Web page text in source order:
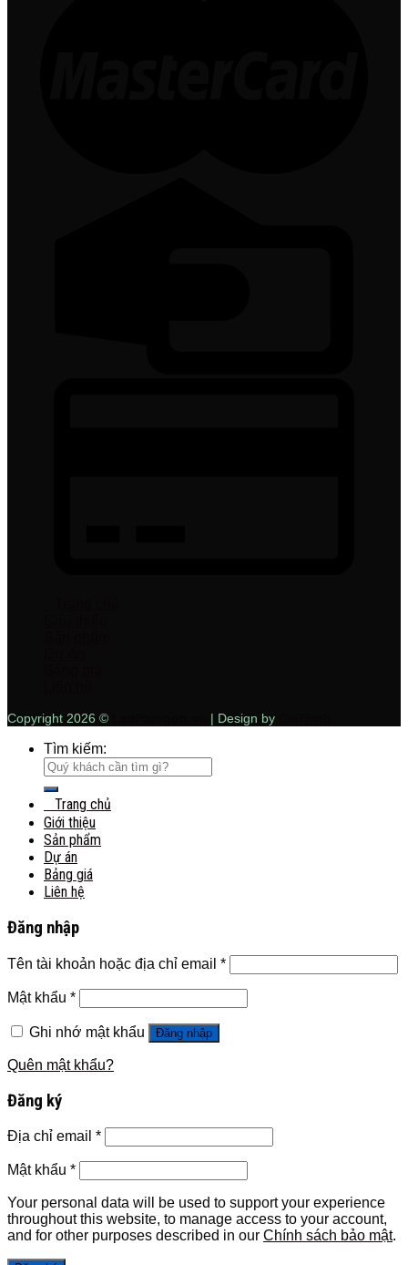
Copyright 2026 © | Design by
Tìm kiếm:
Trang chủ
Giới thiệu
Sản phẩm
Dự án
Bảng giá
Liên hệ
Đăng nhập
Tên tài khoản hoặc địa chỉ email *
Mật khẩu *
Ghi nhớ mật khẩu Đăng nhập
Quên mật khẩu?
Đăng ký
Địa chỉ email *
Mật khẩu *
Your personal data will be used to support your experience
throughout this website, to manage access to your account,
and for other purposes described in our Chính sách bảo mật.